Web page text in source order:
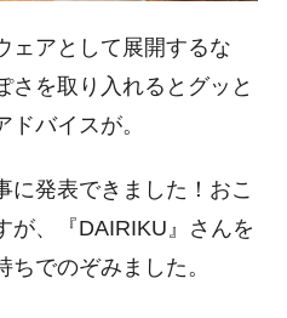
ェアとして展開するな
さを取り入れるとグッと
バイスが。
に発表できました！おこ
が、『DAIRIKU』さんを
でのぞみました。